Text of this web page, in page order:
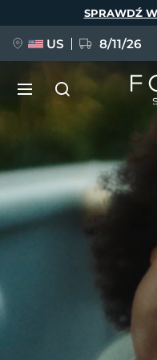
SPRAWDŹ
US 8/11/26
FAQ™ Pure
BREAKING NEWS
issa™ Teeth
Język
English
简体